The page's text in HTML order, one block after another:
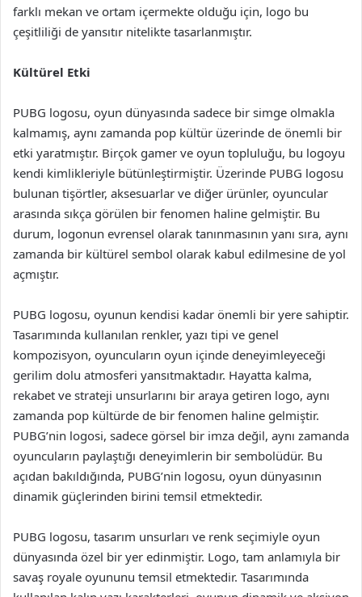
farklı mekan ve ortam içermekte olduğu için, logo bu
çeşitliliği de yansıtır nitelikte tasarlanmıştır.
Kültürel Etki
PUBG logosu, oyun dünyasında sadece bir simge olmakla
kalmamış, aynı zamanda pop kültür üzerinde de önemli bir
etki yaratmıştır. Birçok gamer ve oyun topluluğu, bu logoyu
kendi kimlikleriyle bütünleştirmiştir. Üzerinde PUBG logosu
bulunan tişörtler, aksesuarlar ve diğer ürünler, oyuncular
arasında sıkça görülen bir fenomen haline gelmiştir. Bu
durum, logonun evrensel olarak tanınmasının yanı sıra, aynı
zamanda bir kültürel sembol olarak kabul edilmesine de yol
açmıştır.
PUBG logosu, oyunun kendisi kadar önemli bir yere sahiptir.
Tasarımında kullanılan renkler, yazı tipi ve genel
kompozisyon, oyuncuların oyun içinde deneyimleyeceği
gerilim dolu atmosferi yansıtmaktadır. Hayatta kalma,
rekabet ve strateji unsurlarını bir araya getiren logo, aynı
zamanda pop kültürde de bir fenomen haline gelmiştir.
PUBG’nin logosi, sadece görsel bir imza değil, aynı zamanda
oyuncuların paylaştığı deneyimlerin bir sembolüdür. Bu
açıdan bakıldığında, PUBG’nin logosu, oyun dünyasının
dinamik güçlerinden birini temsil etmektedir.
PUBG logosu, tasarım unsurları ve renk seçimiyle oyun
dünyasında özel bir yer edinmiştir. Logo, tam anlamıyla bir
savaş royale oyununu temsil etmektedir. Tasarımında